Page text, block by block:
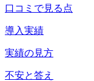
口コミで見る点
導入実績
実績の見方
不安と答え